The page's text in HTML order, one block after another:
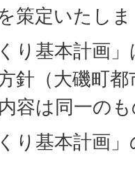
策定いたし
り基本計画」
針（大磯町
容は同一の
り基本計画